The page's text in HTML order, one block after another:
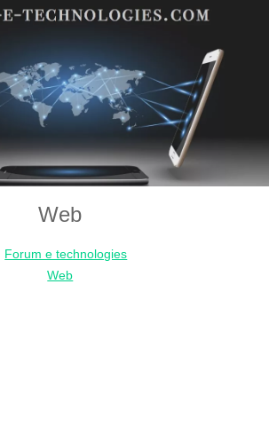
Web
Forum e technologies
Web